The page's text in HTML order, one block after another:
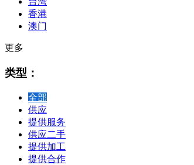
香港
澳门
更多
类型：
全部
供应
提供服务
供应二手
提供加工
提供合作